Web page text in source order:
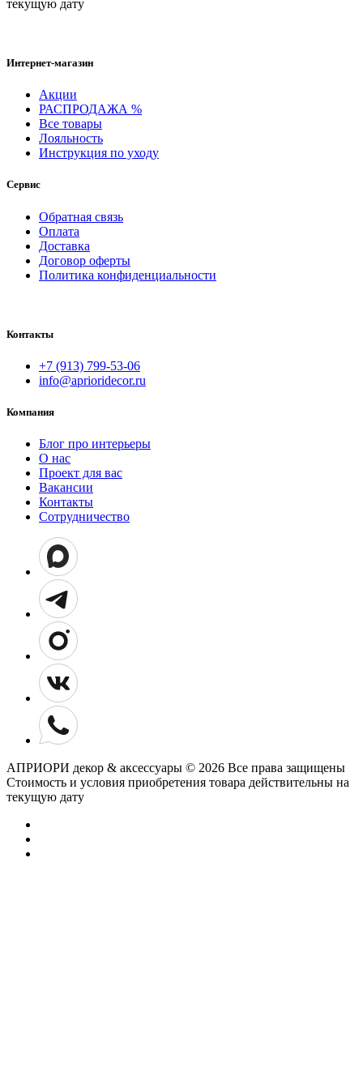
текущую дату
Интернет-магазин
Акции
РАСПРОДАЖА %
Все товары
Лояльность
Инструкция по уходу
Сервис
Обратная связь
Оплата
Доставка
Договор оферты
Политика конфиденциальности
Контакты
+7 (913) 799-53-06
info@aprioridecor.ru
Компания
Блог про интерьеры
О нас
Проект для вас
Вакансии
Контакты
Сотрудничество
АПРИОРИ декор & аксессуары © 2026 Все права защищены
Cтоимость и условия приобретения товара действительны на
текущую дату